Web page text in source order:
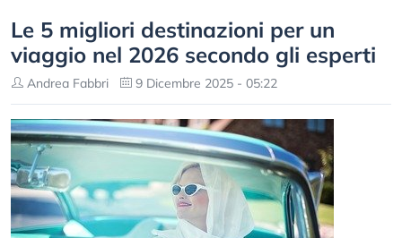
Le 5 migliori destinazioni per un
viaggio nel 2026 secondo gli esperti
Andrea Fabbri 9 Dicembre 2025 - 05:22